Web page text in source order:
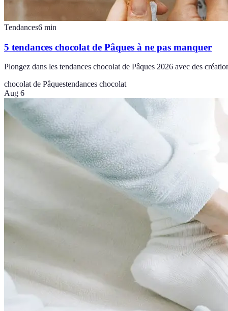
Tendances6 min
5 tendances chocolat de Pâques à ne pas manquer
Plongez dans les tendances chocolat de Pâques 2026 avec des
chocolat de Pâquestendances chocolat
Aug 6